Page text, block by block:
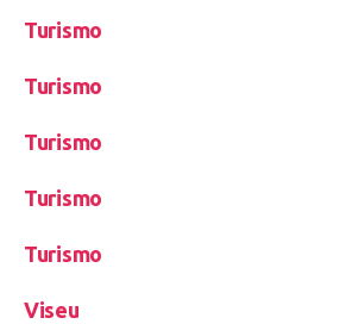
Turismo
Turismo
Turismo
Turismo
Turismo
Viseu